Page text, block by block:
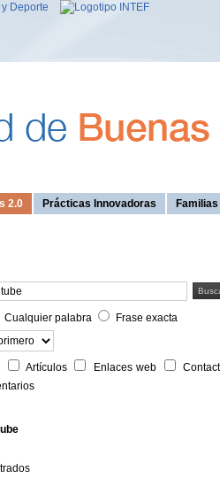
2.0 Prácticas Innovadoras
Cualquier palabra
Frase exacta
Artículos Enlaces web